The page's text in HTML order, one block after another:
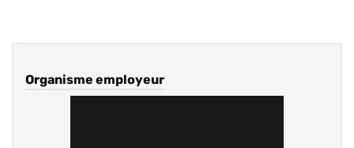
Organisme employeur